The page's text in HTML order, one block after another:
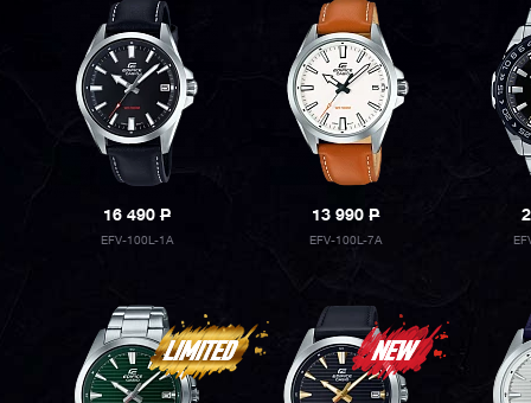
16 490P
EFV-100L-1A
13 990P
EFV-100L-7A